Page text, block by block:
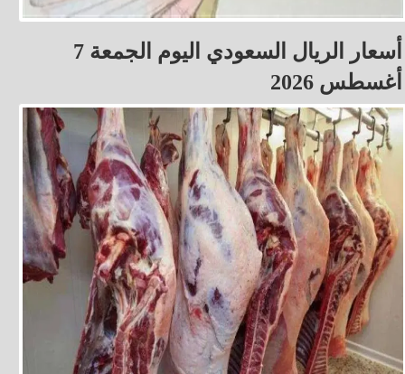
أسعار الريال السعودي اليوم الجمعة 7
أغسطس 2026